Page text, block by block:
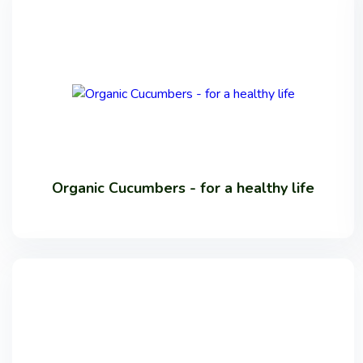
Organic Cucumbers - for a healthy life